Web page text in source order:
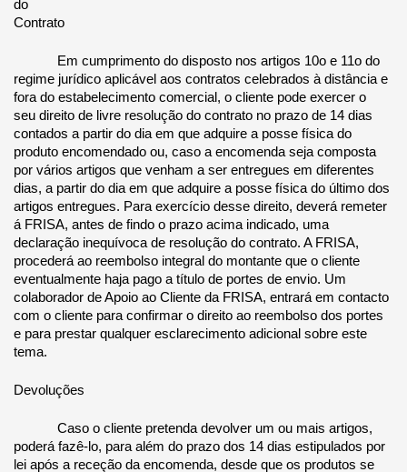
do
Contrato
Em cumprimento do disposto nos artigos 10o e 11o do
regime jurídico aplicável aos contratos celebrados à distância e
fora do estabelecimento comercial, o cliente pode exercer o
seu direito de livre resolução do contrato no prazo de 14 dias
contados a partir do dia em que adquire a posse física do
produto encomendado ou, caso a encomenda seja composta
por vários artigos que venham a ser entregues em diferentes
dias, a partir do dia em que adquire a posse física do último dos
artigos entregues. Para exercício desse direito, deverá remeter
á FRISA, antes de findo o prazo acima indicado, uma
declaração inequívoca de resolução do contrato. A FRISA,
procederá ao reembolso integral do montante que o cliente
eventualmente haja pago a título de portes de envio. Um
colaborador de Apoio ao Cliente da FRISA, entrará em contacto
com o cliente para confirmar o direito ao reembolso dos portes
e para prestar qualquer esclarecimento adicional sobre este
tema.
Devoluções
Caso o cliente pretenda devolver um ou mais artigos,
poderá fazê-lo, para além do prazo dos 14 dias estipulados por
lei após a receção da encomenda, desde que os produtos se